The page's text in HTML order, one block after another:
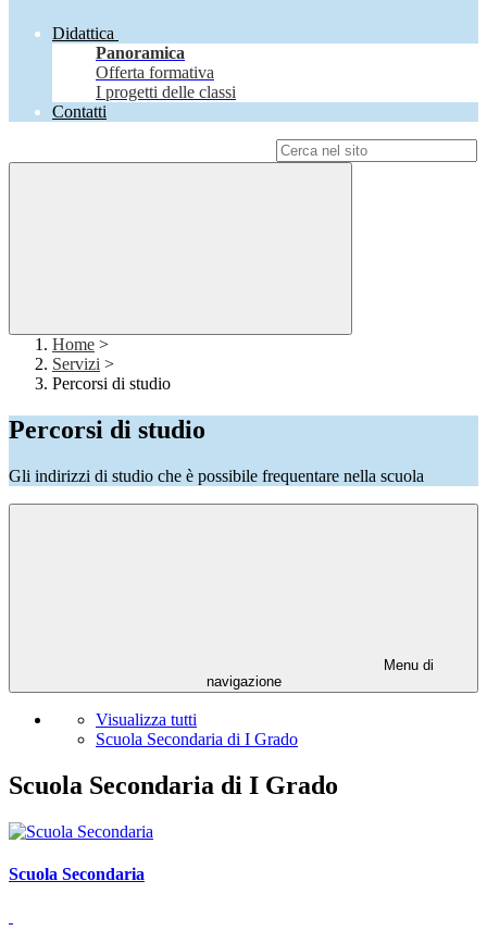
Didattica
Panoramica
Offerta formativa
I progetti delle classi
Contatti
Home >
Servizi >
Percorsi di studio
Percorsi di studio
Gli indirizzi di studio che è possibile frequentare nella scuola
Menu di
navigazione
Visualizza tutti
Scuola Secondaria di I Grado
Scuola Secondaria di I Grado
Scuola Secondaria